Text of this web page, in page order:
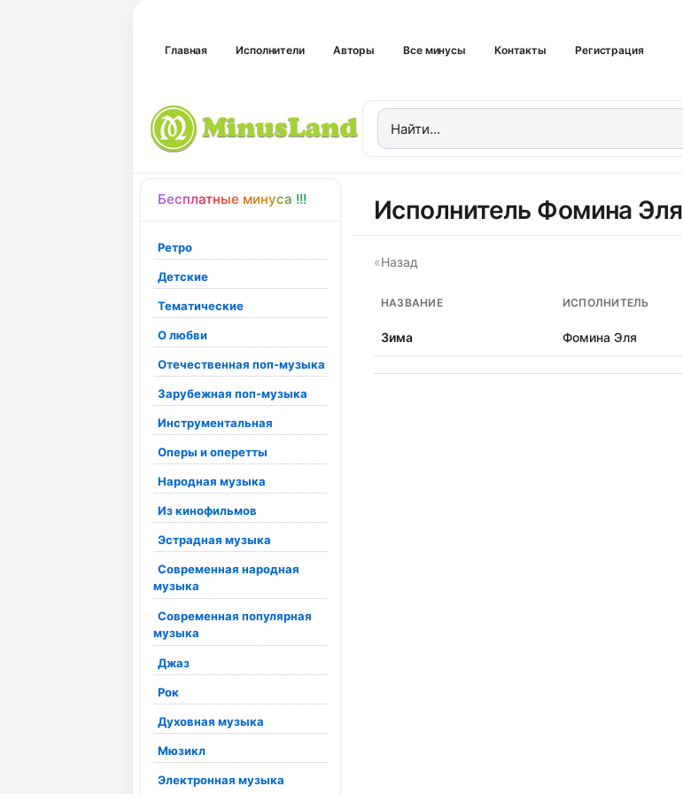
Главная Исполнители Авторы Все минусы Контакты Регистрация
Бесплатные минуса !!!
Ретро
Детские
Тематические
О любви
Отечественная поп-музыка
Зарубежная поп-музыка
Инструментальная
Оперы и оперетты
Народная музыка
Из кинофильмов
Эстрадная музыка
Современная народная
музыка
Современная популярная
музыка
Джаз
Рок
Духовная музыка
Мюзикл
Электронная музыка
Исполнитель Фомина Эля
«Назад
НАЗВАНИЕ ИСПОЛНИТЕЛЬ
Зима Фомина Эля